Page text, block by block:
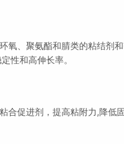
、聚氨酯和腈类的粘结剂
性和高伸长率。
促进剂，提高粘附力,降低